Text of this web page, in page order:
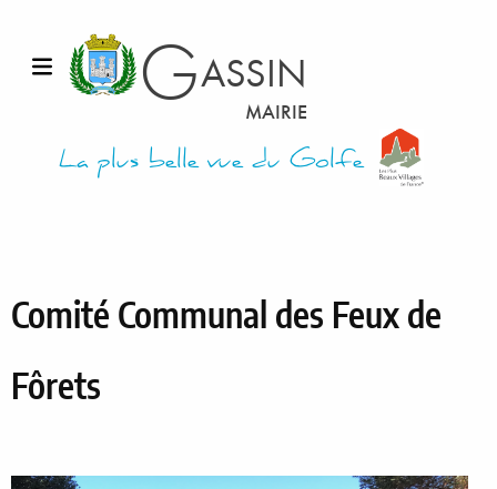
Ouvrir le menuGASSIN
MAIRIE
La plus belle vue du Golfe
Comité Communal des Feux de
Fôrets